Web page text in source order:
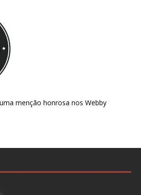
menção honrosa nos Webby